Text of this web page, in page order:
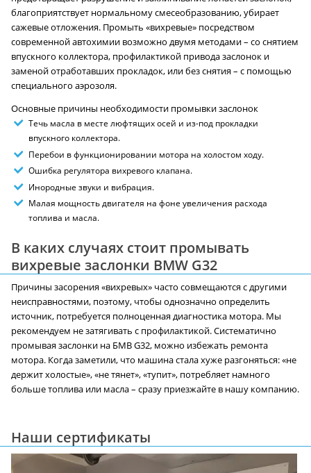
благоприятствует нормальному смесеобразованию, убирает
сажевые отложения. Промыть «вихревые» посредством
современной автохимии возможно двумя методами – со снятием
впускного коллектора, профилактикой привода заслонок и
заменой отработавших прокладок, или без снятия – с помощью
специального аэрозоля.
Основные причины необходимости промывки заслонок
Течь масла в месте люфтящих осей и из-под прокладки
впускного коллектора.
Перебои в функционировании мотора на холостом ходу.
Ошибка регулятора вихревого клапана.
Инородные звуки и вибрация.
Малая мощность двигателя на фоне увеличения расхода
топлива и масла.
В каких случаях стоит промывать
вихревые заслонки BMW G32
Причины засорения «вихревых» часто совмещаются с другими
неисправностями, поэтому, чтобы однозначно определить
источник, потребуется полноценная диагностика мотора. Мы
рекомендуем не затягивать с профилактикой. Систематично
промывая заслонки на БМВ G32, можно избежать ремонта
мотора. Когда заметили, что машина стала хуже разгоняться: «не
держит холостые», «не тянет», «тупит», потребляет намного
больше топлива или масла – сразу приезжайте в нашу компанию.
Наши сертификаты